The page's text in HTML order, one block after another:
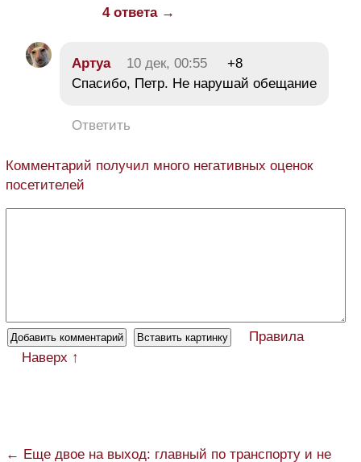
4 ответа →
Aртуа 10 дек, 00:55
+8
Спасибо, Петр. Не нарушай обещание
Ответить
Комментарий получил много негативных оценок
посетителей
Правила
Наверх ↑
← Еще двое на выход: главный по транспорту и не